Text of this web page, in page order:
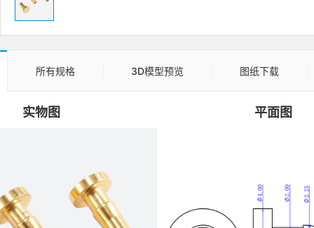
所有规格 3D模型预览 图纸下载
实物图 平面图